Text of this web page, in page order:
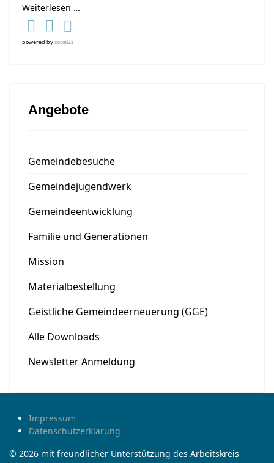
Weiterlesen …
powered bysocial2s
Angebote
Gemeindebesuche
Gemeindejugendwerk
Gemeindeentwicklung
Familie und Generationen
Mission
Materialbestellung
Geistliche Gemeindeerneuerung (GGE)
Alle Downloads
Newsletter Anmeldung
Impressum
Datenschutzerklärung
© 2026 mit freundlicher Unterstützung des Arbeitskreis